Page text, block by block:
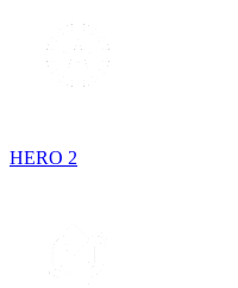
HERO 2